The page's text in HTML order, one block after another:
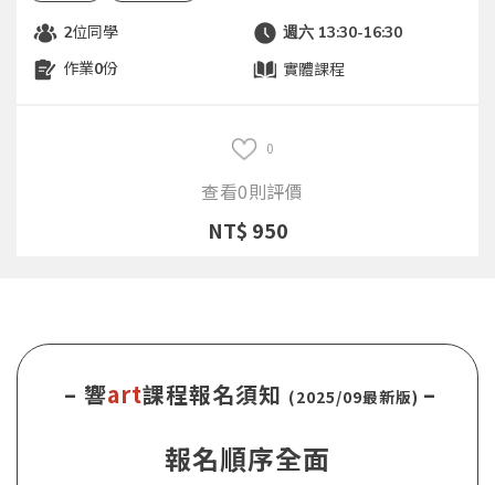
2位同學 週六 13:30-16:30
作業0份 實體課程
0
查看0則評價
NT$ 950
– 響art課程報名須知 (2025/09最新版) –
報名順序全面